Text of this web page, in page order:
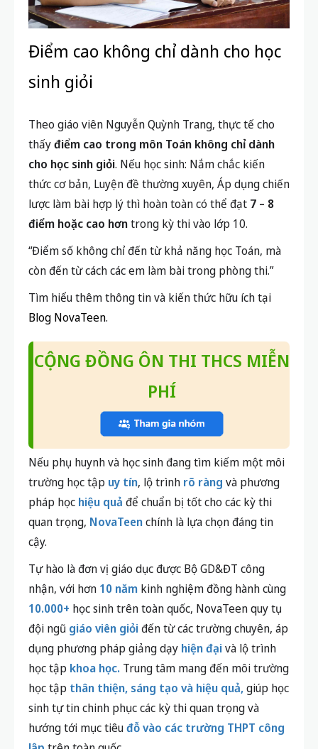
Điểm cao không chỉ dành cho học
sinh giỏi
Theo giáo viên Nguyễn Quỳnh Trang, thực tế cho
thấyđiểm cao trong môn Toán không chỉ dành
cho học sinh giỏi. Nếu học sinh: Nắm chắc kiến
thức cơ bản, Luyện đề thường xuyên, Áp dụng chiến
lược làm bài hợp lý thì hoàn toàn có thể đạt 7 – 8
điểm hoặc cao hơntrong kỳ thi vào lớp 10.
“Điểm số không chỉ đến từ khả năng học Toán, mà
còn đến từ cách các em làm bài trong phòng thi.”
Tìm hiểu thêm thông tin và kiến thức hữu ích tại
Blog NovaTeen.
CỘNG ĐỒNG ÔN THI THCS MIỄN
PHÍ
Nếu phụ huynh và học sinh đang tìm kiếm một môi
trường học tập uy tín, lộ trình rõ ràng và phương
pháp học hiệu quả để chuẩn bị tốt cho các kỳ thi
quan trọng, NovaTeenchính là lựa chọn đáng tin
cậy.
Tự hào là đơn vị giáo dục được Bộ GD&ĐT công
nhận, với hơn 10 năm kinh nghiệm đồng hành cùng
10.000+ học sinh trên toàn quốc, NovaTeen quy tụ
đội ngũ giáo viên giỏiđến từ các trường chuyên, áp
dụng phương pháp giảng dạy hiện đạivà lộ trình
học tập khoa học. Trung tâm mang đến môi trường
học tập thân thiện, sáng tạo và hiệu quả,giúp học
sinh tự tin chinh phục các kỳ thi quan trọng và
hướng tới mục tiêuđỗ vào các trường THPT công